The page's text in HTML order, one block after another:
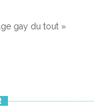
gay du tout »